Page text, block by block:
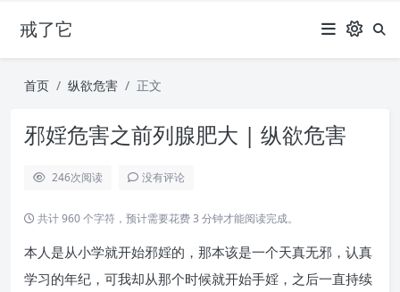
戒了它
首页 纵欲危害 正文
邪婬危害之前列腺肥大 | 纵欲危害
246次阅读 没有评论
共计 960 个字符，预计需要花费 3 分钟才能阅读完成。
本人是从小学就开始邪婬的，那本该是一个天真无邪，认真
学习的年纪，可我却从那个时候就开始手婬，之后一直持续